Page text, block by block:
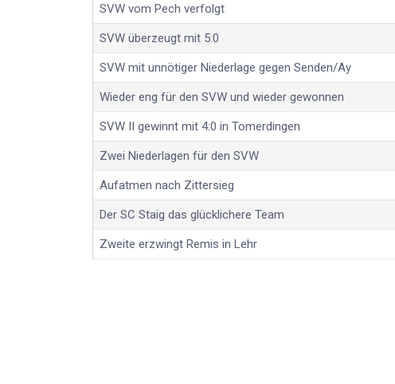
SVW vom Pech verfolgt
SVW überzeugt mit 5:0
SVW mit unnötiger Niederlage gegen Senden/Ay
Wieder eng für den SVW und wieder gewonnen
SVW II gewinnt mit 4:0 in Tomerdingen
Zwei Niederlagen für den SVW
Aufatmen nach Zittersieg
Der SC Staig das glücklichere Team
Zweite erzwingt Remis in Lehr